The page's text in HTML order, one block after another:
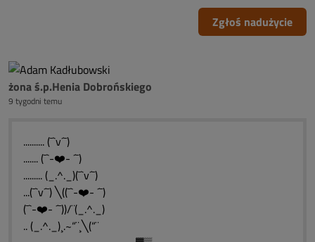
Zgłoś nadużycie
żona ś.p.Henia Dobrońskiego
9 tygodni temu
.......... (¯`v´¯)
....... (¯`-❤️- ´¯)
......... (_.^._)(¯`v´¯)
...(¯`v´¯) ╲((¯`-❤️- ´¯)
(¯`-❤️- ´¯))/¨(_.^._)
.. (_.^._)¸.~“¨¸╲(“¨